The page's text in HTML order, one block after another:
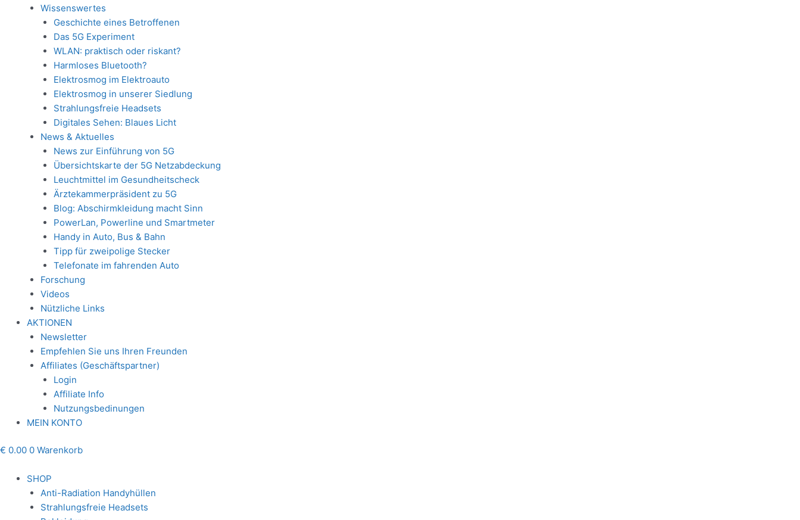
Wissenswertes
Geschichte eines Betroffenen
Das 5G Experiment
WLAN: praktisch oder riskant?
Harmloses Bluetooth?
Elektrosmog im Elektroauto
Elektrosmog in unserer Siedlung
Strahlungsfreie Headsets
Digitales Sehen: Blaues Licht
News & Aktuelles
News zur Einführung von 5G
Übersichtskarte der 5G Netzabdeckung
Leuchtmittel im Gesundheitscheck
Ärztekammerpräsident zu 5G
Blog: Abschirmkleidung macht Sinn
PowerLan, Powerline und Smartmeter
Handy in Auto, Bus & Bahn
Tipp für zweipolige Stecker
Telefonate im fahrenden Auto
Forschung
Videos
Nützliche Links
AKTIONEN
Newsletter
Empfehlen Sie uns Ihren Freunden
Affiliates (Geschäftspartner)
Login
Affiliate Info
Nutzungsbedinungen
MEIN KONTO
€ 0.00 0 Warenkorb
SHOP
Anti-Radiation Handyhüllen
Strahlungsfreie Headsets